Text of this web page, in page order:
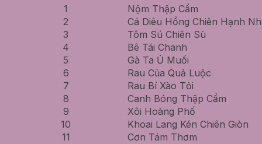
1
Nộm Thập Cẩm
2
Cá Diêu Hồng Chiên Hạnh
3
Tôm Sú Chiên Sù
4
Bê Tái Chanh
5
Gà Ta Ủ Muối
6
Rau Của Quả Luộc
7
Rau Bí Xào Tỏi
8
Canh Bóng Thập Cẩm
9
Xôi Hoàng Phố
10
Khoai Lang Kén Chiên Giòn
11
Cơn Tám Thơm